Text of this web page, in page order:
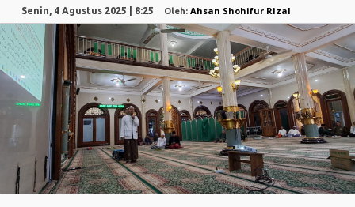
Senin, 4 Agustus 2025 | 8:25 Oleh: Ahsan Shohifur Rizal